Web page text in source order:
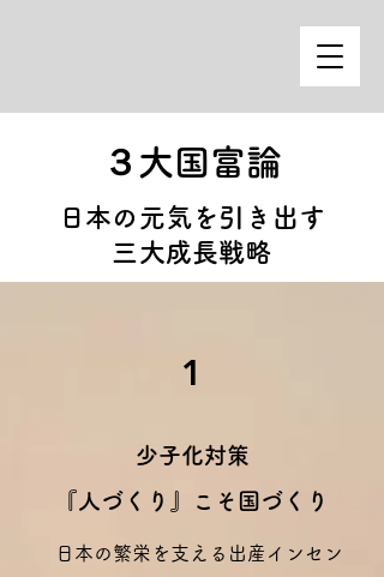
３大国富論
日本の元気を引き出す
三大成長戦略
1
少子化対策
『人づくり』こそ国づくり
日本の繁栄を支える出産インセン